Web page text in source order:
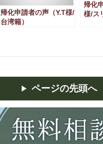
帰化申請者の声（Y.T様/
台湾籍）
帰化
様/ス
ページの先頭へ